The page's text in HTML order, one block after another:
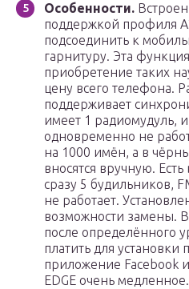
Особенности.
поддержкой профиля
подсоединить к
гарнитуру. Эта
приобретение таких
цену всего телефона.
поддерживает
имеет 1 радиомудуль,
одновременно не
на 1000 имён, а в
вносятся вручную.
сразу 5 будильников,
не работает.
возможности замены.
после определённого
платить для установки
приложение Facebook
EDGE очень медленное.